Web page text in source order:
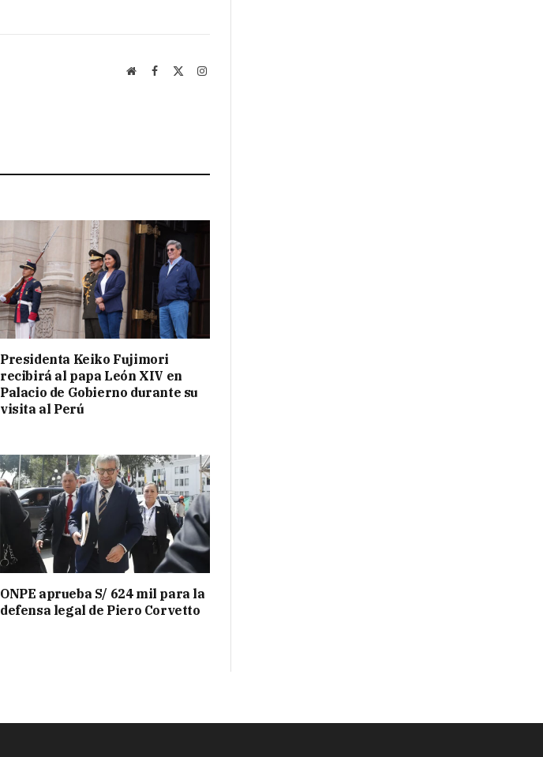
WebsiteFacebook Instagram
Presidenta Keiko Fujimori
recibirá al papa León XIV en
Palacio de Gobierno durante su
visita al Perú
ONPE aprueba S/ 624 mil para la
defensa legal de Piero Corvetto